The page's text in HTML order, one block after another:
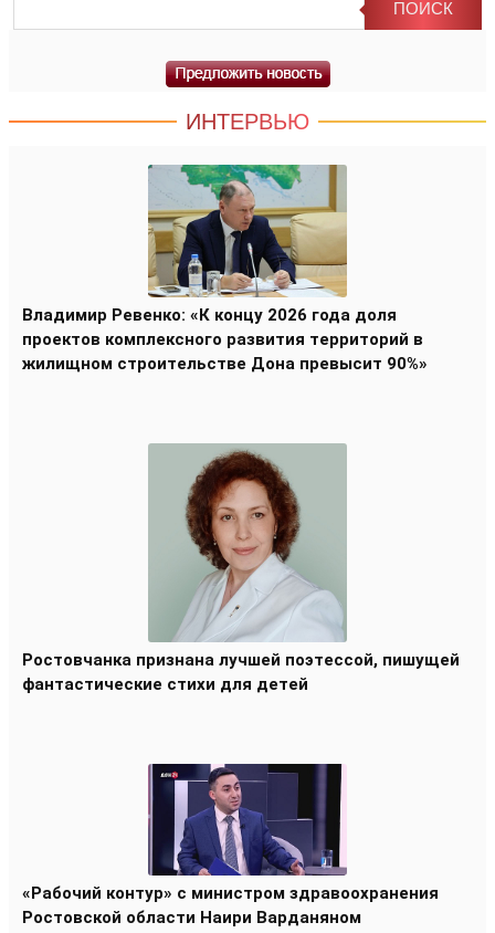
ИНТЕРВЬЮ
Владимир Ревенко: «К концу 2026 года доля
проектов комплексного развития территорий в
жилищном строительстве Дона превысит 90%»
Ростовчанка признана лучшей поэтессой, пишущей
фантастические стихи для детей
«Рабочий контур» с министром здравоохранения
Ростовской области Наири Варданяном